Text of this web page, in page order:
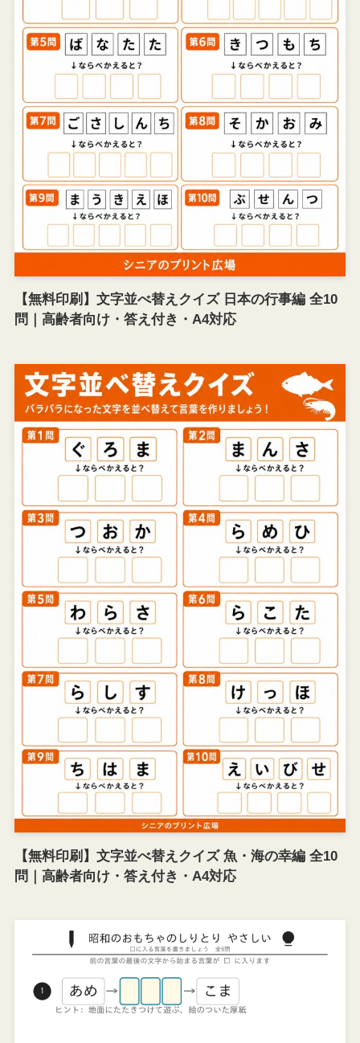
【無料印刷】文字並べ替えクイズ 日本の行事編 全10
問｜高齢者向け・答え付き・A4対応
【無料印刷】文字並べ替えクイズ 魚・海の幸編 全10
問｜高齢者向け・答え付き・A4対応